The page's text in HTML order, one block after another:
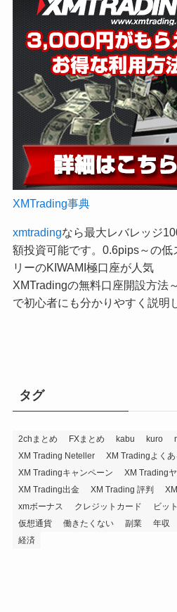
XMTrading事典
xmtradingなら最大レバレッジ
額投資可能です。0.6pips～の低
リーのKIWAMI極口座が人気
XMTradingの無料口座開設方法
で初心者にも分かりやすく説明
タグ
2chまとめ FXまとめ kabu kuro
XM Trading Neteller
XM Tradingよく
XM Tradingキャンペーン
XM Trading
XM Trading出金
XM Trading 評判
xmボーナス
クレジットカード ビッ
仮想通貨
働きたくない 副業 年収
経済